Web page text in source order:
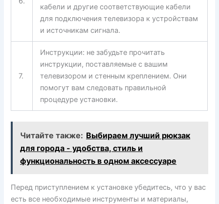
кабели и другие соответствующие кабели
для подключения телевизора к устройствам
и источникам сигнала.
7.
Инструкции: не забудьте прочитать
инструкции, поставляемые с вашим
телевизором и стенным креплением. Они
помогут вам следовать правильной
процедуре установки.
Читайте также: Выбираем лучший рюкзак
для города - удобства, стиль и
функциональность в одном аксессуаре
Перед приступлением к установке убедитесь, что у вас
есть все необходимые инструменты и материалы,